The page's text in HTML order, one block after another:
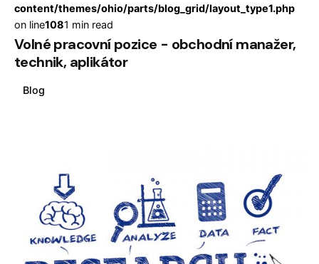
content/themes/ohio/parts/blog_grid/layout_type1.php
on line1081 min read
Volné pracovní pozice - obchodní manažer,
technik, aplikátor
Blog